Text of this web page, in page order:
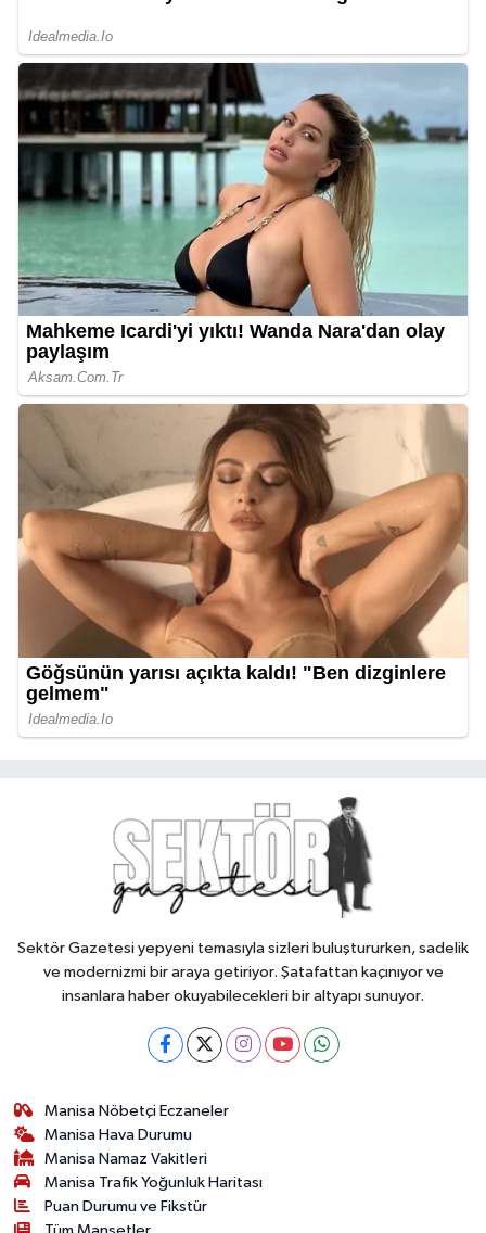
Sektör Gazetesi yepyeni temasıyla sizleri buluştururken, sadelik
ve modernizmi bir araya getiriyor. Şatafattan kaçınıyor ve
insanlara haber okuyabilecekleri bir altyapı sunuyor.
Manisa Nöbetçi Eczaneler
Manisa Hava Durumu
Manisa Namaz Vakitleri
Manisa Trafik Yoğunluk Haritası
Puan Durumu ve Fikstür